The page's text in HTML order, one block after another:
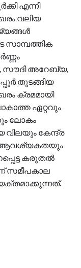
എന്നീ
വലിയ
സാമ്പത്തിക
സൗദി അറേബ്യ,
തുടങ്ങിയ
ക്രമമായി
ഏറ്റവും
ലോകം
കേന്ദ്ര
ആവശ്യകതയും
കരുതല്‍
സമീപകാല